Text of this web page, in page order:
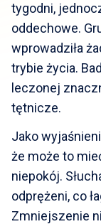
tygodni,
oddechowe.
wprowadziła
trybie życia.
leczonej
tętnicze.
Jako
że może to
niepokój.
odprężeni, co
Zmniejszenie